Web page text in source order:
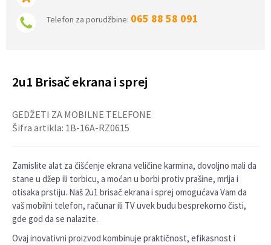
Telefon za porudžbine: 065 88 58 091
2u1 Brisač ekrana i sprej
GEDŽETI ZA MOBILNE TELEFONE
Šifra artikla: 1B-16A-RZ0615
Zamislite alat za čišćenje ekrana veličine karmina, dovoljno mali da
stane u džep ili torbicu, a moćan u borbi protiv prašine, mrlja i
otisaka prstiju. Naš 2u1 brisač ekrana i sprej omogućava Vam da
vaš mobilni telefon, računar ili TV uvek budu besprekorno čisti,
gde god da se nalazite.
Ovaj inovativni proizvod kombinuje praktičnost, efikasnost i